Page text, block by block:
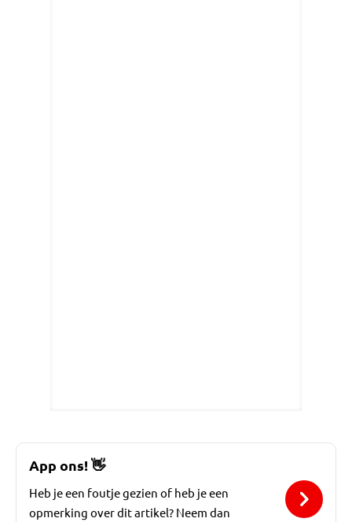
App ons!👋
Heb je een foutje gezien of heb je een
opmerking over dit artikel? Neem dan